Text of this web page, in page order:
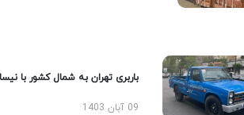
باربری تهران به شمال کشور با نیسان
09 آبان 1403